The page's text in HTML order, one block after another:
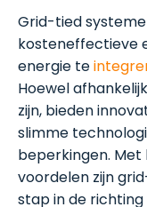
Grid-tied
kosteneffectieve
energie te
Hoewel
zijn, bieden
slimme
beperkingen. Met
voordelen zijn
stap in de